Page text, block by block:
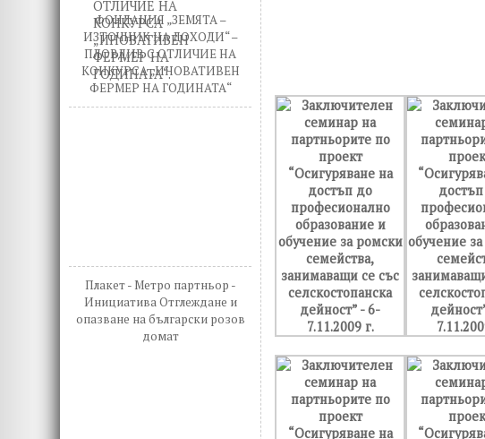
ФОНДАЦИЯ „ЗЕМЯТА –
ИЗТОЧНИК НА ДОХОДИ“ –
ПЛОВДИВ С ОТЛИЧИЕ НА
КОНКУРСА „ИНОВАТИВЕН
ФЕРМЕР НА ГОДИНАТА“
Плакет - Метро партньор -
Инициатива Отглеждане и
опазване на български розов
домат